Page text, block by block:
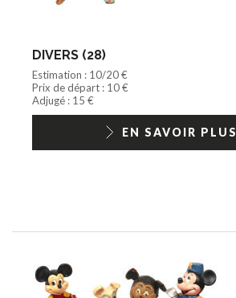
DIVERS (28)
Estimation : 10/20 €
Prix de départ : 10 €
Adjugé : 15 €
EN SAVOIR PLUS